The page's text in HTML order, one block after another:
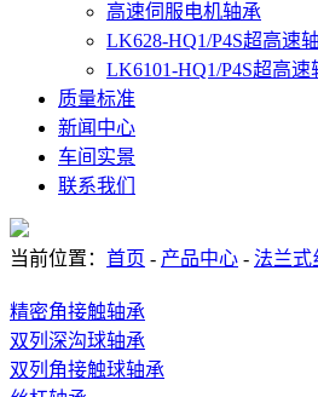
高速伺服电机轴承
LK628-HQ1/P4S超高速
LK6101-HQ1/P4S超高速
质量标准
新闻中心
车间实景
联系我们
当前位置： 首页 - 产品中心 - 法兰式
精密角接触轴承
双列深沟球轴承
双列角接触球轴承